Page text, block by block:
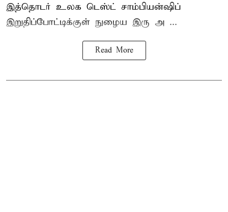
இத்தொடர் உலக டெஸ்ட் சாம்பியன்ஷிப்
இறுதிப்போட்டிக்குள் நுழைய இரு அ ...
Read More